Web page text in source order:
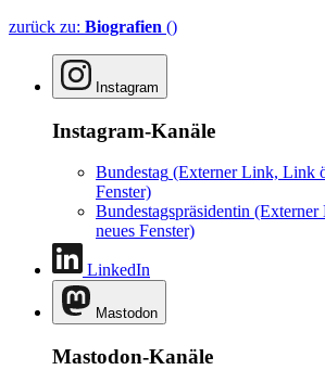
zurück zu: Biografien ()
Instagram
Instagram-Kanäle
Bundestag (Externer Link, Link
Fenster)
Bundestagspräsidentin
neues Fenster)
LinkedIn
Mastodon
Mastodon-Kanäle